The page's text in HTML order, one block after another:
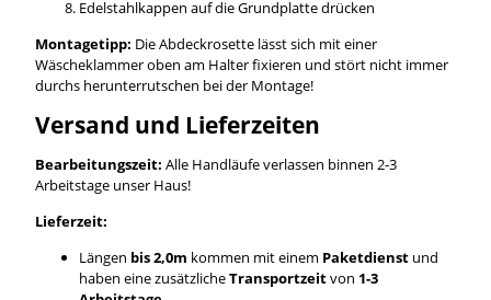
Edelstahlkappen auf die Grundplatte drücken
Montagetipp: Die Abdeckrosette lässt sich mit einer
Wäscheklammer oben am Halter fixieren und stört nicht immer
durchs herunterrutschen bei der Montage!
Versand und Lieferzeiten
Bearbeitungszeit: Alle Handläufe verlassen binnen 2-3
Arbeitstage unser Haus!
Lieferzeit:
Längen bis 2,0m kommen mit einem Paketdienstund
haben eine zusätzlicheTransportzeitvon 1-3